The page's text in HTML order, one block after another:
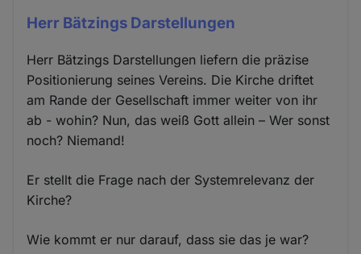
Herr Bätzings Darstellungen
Herr Bätzings Darstellungen liefern die präzise
Positionierung seines Vereins. Die Kirche driftet
am Rande der Gesellschaft immer weiter von ihr
ab - wohin? Nun, das weiß Gott allein – Wer sonst
noch? Niemand!
Er stellt die Frage nach der Systemrelevanz der
Kirche?
Wie kommt er nur darauf, dass sie das je war?